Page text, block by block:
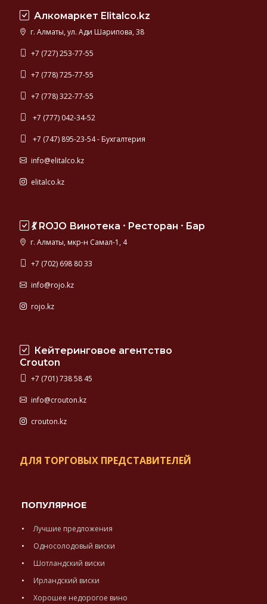
Алкомаркет Elitalco.kz
г. Алматы, ул. Ади Шарипова, 38
+7 (727) 253-77-55
+7 (778) 725-77-55
+7 (778) 322-77-55
+7 (777) 042-34-52
+7 (747) 895-23-54 - Бухгалтерия
info@elitalco.kz
elitalco.kz
💃 ROJO Винотека ⸱ Ресторан ⸱ Бар
г. Алматы, мкр-н Самал-1, 4
+7 (702) 698 80 33
info@rojo.kz
rojo.kz
Кейтеринговое агентство
Crouton
+7 (701) 738 58 45
info@crouton.kz
crouton.kz
ДЛЯ ТОРГОВЫХ ПРЕДСТАВИТЕЛЕЙ
ПОПУЛЯРНОЕ
Лучшие предложения
Односолодовый виски
Шотландский виски
Ирландский виски
Хорошее недорогое вино